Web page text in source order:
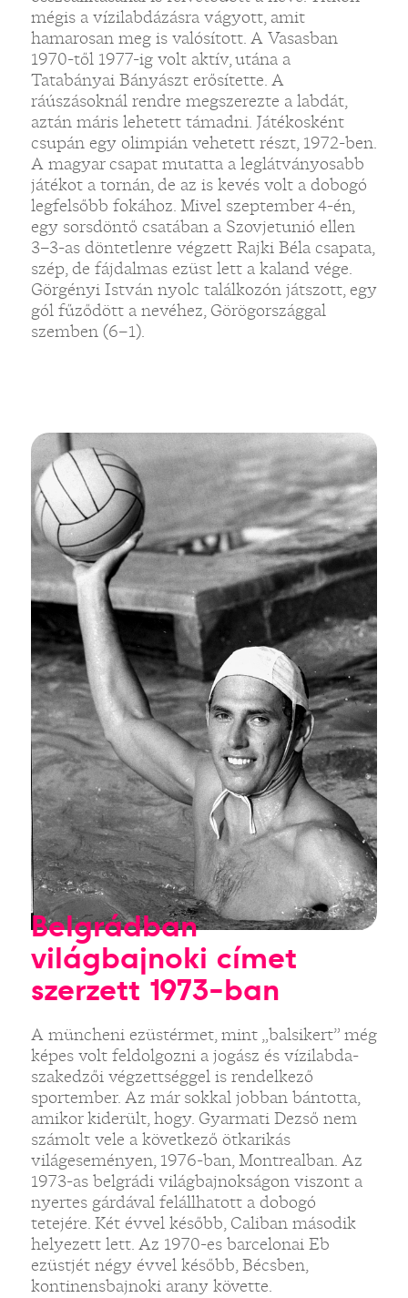
mégis a vízilabdázásra vágyott, amit
hamarosan meg is valósított. A Vasasban
1970-től 1977-ig volt aktív, utána a
Tatabányai Bányászt erősítette. A
ráúszásoknál rendre megszerezte a labdát,
aztán máris lehetett támadni. Játékosként
csupán egy olimpián vehetett részt, 1972-ben.
A magyar csapat mutatta a leglátványosabb
játékot a tornán, de az is kevés volt a dobogó
legfelsőbb fokához. Mivel szeptember 4-én,
egy sorsdöntő csatában a Szovjetunió ellen
3–3-as döntetlenre végzett Rajki Béla csapata,
szép, de fájdalmas ezüst lett a kaland vége.
Görgényi István nyolc találkozón játszott, egy
gól fűződött a nevéhez, Görögországgal
szemben (6–1).
Belgrádban
világbajnoki címet
szerzett 1973-ban
A müncheni ezüstérmet, mint „balsikert” még
képes volt feldolgozni a jogász és vízilabda-
szakedzői végzettséggel is rendelkező
sportember. Az már sokkal jobban bántotta,
amikor kiderült, hogy. Gyarmati Dezső nem
számolt vele a következő ötkarikás
világeseményen, 1976-ban, Montrealban. Az
1973-as belgrádi világbajnokságon viszont a
nyertes gárdával felállhatott a dobogó
tetejére. Két évvel később, Caliban második
helyezett lett. Az 1970-es barcelonai Eb
ezüstjét négy évvel később, Bécsben,
kontinensbajnoki arany követte.